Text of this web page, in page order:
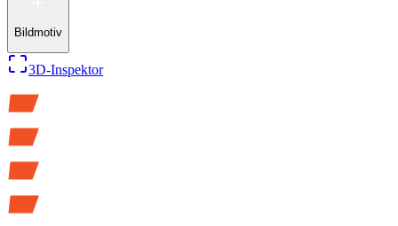
Bildmotiv
3D-Inspektor